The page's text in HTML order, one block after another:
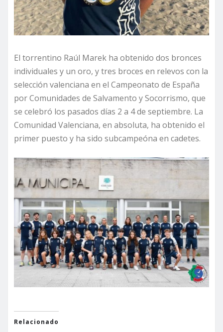
El torrentino Raúl Marek ha obtenido dos bronces
individuales y un oro, y tres broces en relevos con la
selección valenciana en el Campeonato de España
por Comunidades de Salvamento y Socorrismo, que
se celebró los pasados días 2 a 4 de septiembre. La
Comunidad Valenciana, en absoluta, ha obtenido el
primer puesto y ha sido subcampeóna en cadetes.
Relacionado